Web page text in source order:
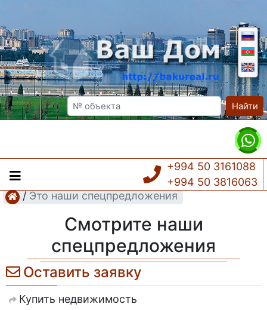
Найти
+994 50 3161088
+994 50 3816063
/ Это наши спецпредложения
Смотрите наши
спецпредложения
Оставить заявку
Купить недвижимость